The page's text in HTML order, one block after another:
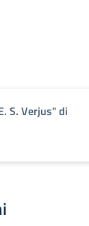
S. Verjus" di